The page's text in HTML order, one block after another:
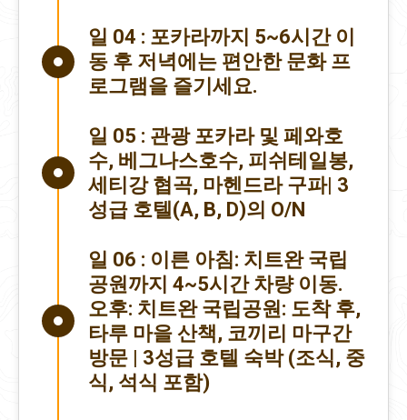
일 04 : 포카라까지 5~6시간 이
동 후 저녁에는 편안한 문화 프
로그램을 즐기세요.
일 05 : 관광 포카라 및 페와호
수, 베그나스호수, 피쉬테일봉,
세티강 협곡, 마헨드라 구파| 3
성급 호텔(A, B, D)의 O/N
일 06 : 이른 아침: 치트완 국립
공원까지 4~5시간 차량 이동.
오후: 치트완 국립공원: 도착 후,
타루 마을 산책, 코끼리 마구간
방문 | 3성급 호텔 숙박 (조식, 중
식, 석식 포함)